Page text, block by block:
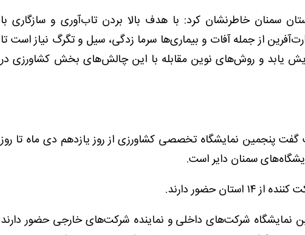
سمنان خاطرنشان کرد: با هدف بالا بردن تاب‌آوری و سازگاری با
از جمله آفات و بیماری‌ها سرما زدگی، سیل و تگرگ نیاز است تا
یابد و روش‌های نوین مقابله با این چالش‌های بخش کشاورزی در
پنجمین نمایشگاه تخصصی کشاورزی از روز یازدهم دی ماه تا روز
نمایشگاه شرکت‌های داخلی و نماینده شرکت‌های خارجی حضور دارند